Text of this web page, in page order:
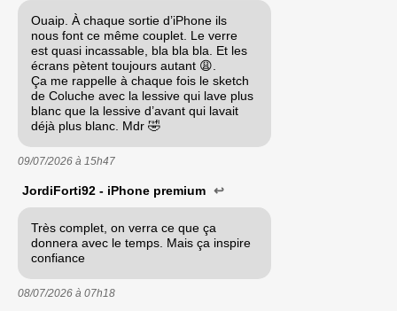
Ouaip. À chaque sortie d’iPhone ils
nous font ce même couplet. Le verre
est quasi incassable, bla bla bla. Et les
écrans pètent toujours autant 😩.
Ça me rappelle à chaque fois le sketch
de Coluche avec la lessive qui lave plus
blanc que la lessive d’avant qui lavait
déjà plus blanc. Mdr 🤣
09/07/2026 à 15h47
JordiForti92 - iPhone premium ↩
Très complet, on verra ce que ça
donnera avec le temps. Mais ça inspire
confiance
08/07/2026 à 07h18